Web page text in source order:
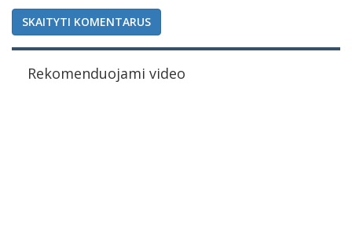
SKAITYTI KOMENTARUS
Rekomenduojami video